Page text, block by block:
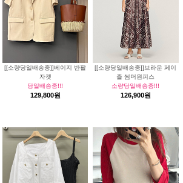
[[소량당일배송중]]베이지 반팔
자켓
당일배송중!!!
129,800원
[[소량당일배송중]]브라운 페이
즐 썸머원피스
소량당일배송중!!!
126,900원